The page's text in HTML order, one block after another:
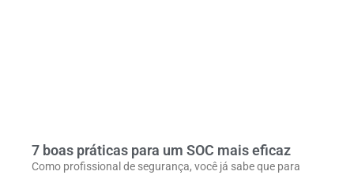
7 boas práticas para um SOC mais eficaz
Como profissional de segurança, você já sabe que para